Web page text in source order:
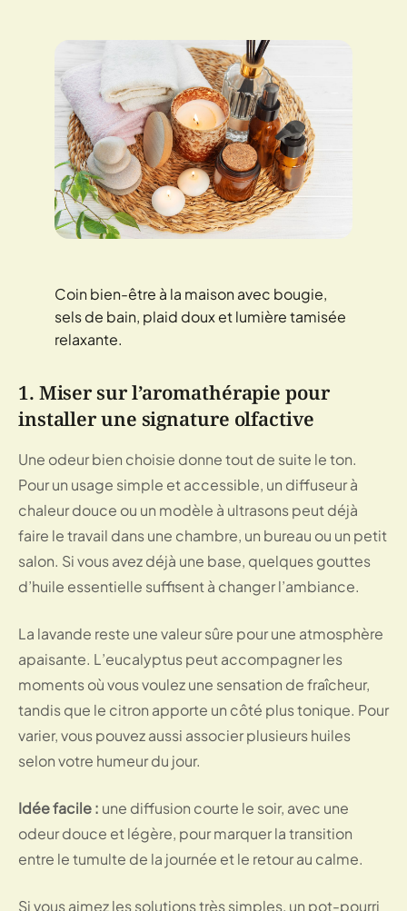
Coin bien-être à la maison avec bougie,
sels de bain, plaid doux et lumière tamisée
relaxante.
1. Miser sur l’aromathérapie pour
installer une signature olfactive
Une odeur bien choisie donne tout de suite le ton.
Pour un usage simple et accessible, un diffuseur à
chaleur douce ou un modèle à ultrasons peut déjà
faire le travail dans une chambre, un bureau ou un petit
salon. Si vous avez déjà une base, quelques gouttes
d’huile essentielle suffisent à changer l’ambiance.
La lavande reste une valeur sûre pour une atmosphère
apaisante. L’eucalyptus peut accompagner les
moments où vous voulez une sensation de fraîcheur,
tandis que le citron apporte un côté plus tonique. Pour
varier, vous pouvez aussi associer plusieurs huiles
selon votre humeur du jour.
Idée facile : une diffusion courte le soir, avec une
odeur douce et légère, pour marquer la transition
entre le tumulte de la journée et le retour au calme.
Si vous aimez les solutions très simples, un pot-pourri